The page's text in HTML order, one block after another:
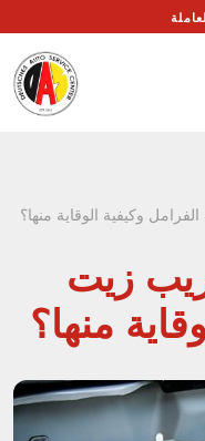
وكيفية الوقاية منها؟
زيت
منها؟